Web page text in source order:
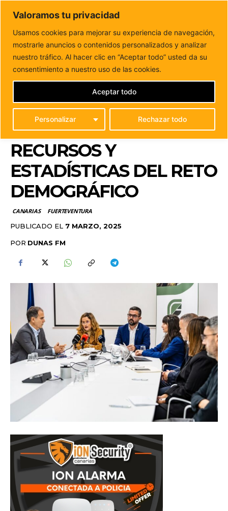
Valoramos tu privacidad
Usamos cookies para mejorar su experiencia de navegación,
mostrarle anuncios o contenidos personalizados y analizar
nuestro tráfico. Al hacer clic en “Aceptar todo” usted da su
consentimiento a nuestro uso de las cookies.
Personalizar Rechazar todo
Aceptar todo
DUNAS FM
Tu informacion de forma cercana
Inicio CANARIAS
El Gobierno de Canarias reúne en una
herramienta online todos los recursos...
EL GOBIERNO DE
CANARIAS REÚNE EN
UNA HERRAMIENTA
ONLINE TODOS LOS
RECURSOS Y
ESTADÍSTICAS DEL RETO
DEMOGRÁFICO
CANARIAS FUERTEVENTURA
PUBLICADO EL 7 MARZO, 2025
POR DUNAS FM